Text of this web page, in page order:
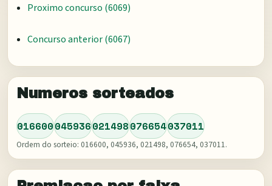
Proximo concurso (6069)
Concurso anterior (6067)
Numeros sorteados
016600045936021498076654037011
Ordem do sorteio: 016600, 045936, 021498, 076654, 037011.